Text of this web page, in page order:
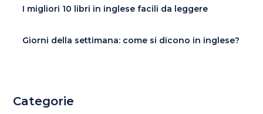
I migliori 10 libri in inglese facili da leggere
Giorni della settimana: come si dicono in inglese?
Categorie